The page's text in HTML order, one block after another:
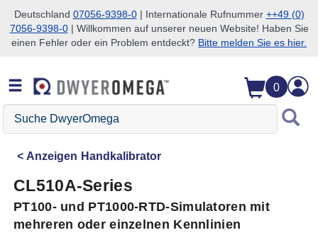
Zum Suchen überspringen
Zum Hauptinhalt überspringen
Zur Navigation überspringen
Deutschland 07056-9398-0| Internationale Rufnummer ++49 (0)
7056-9398-0| Willkommen auf unserer neuen Website! Haben Sie
einen Fehler oder ein Problem entdeckt? Bitte melden Sie es hier.
0
Suche
DwyerOmega
Anzeigen Handkalibrator
CL510A-Series
PT100- und PT1000-RTD-Simulatoren mit
mehreren oder einzelnen Kennlinien